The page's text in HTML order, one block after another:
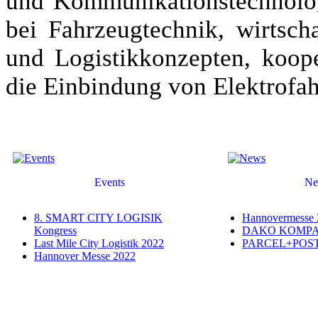
bei Fahrzeugtechnik,
und Logistikkonzepten,
die Einbindung von
Events
8. SMART CITY LOGISIK
Kongress
Last Mile City Logistik 2022
Hannover Messe 2022
Hannovermesse
DAKO